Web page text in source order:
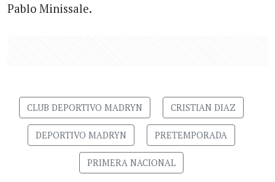
Pablo Minissale.
CLUB DEPORTIVO MADRYN CRISTIAN DIAZ
DEPORTIVO MADRYN PRETEMPORADA
PRIMERA NACIONAL